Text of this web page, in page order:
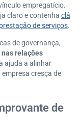
empregatício.
claro e contenha clá
de serviços.
de governança,
relações
ajuda a alinhar
cresça de
de